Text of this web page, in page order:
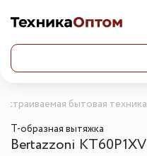
Встраиваемая бытовая техника
Т-образная вытяжка
Bertazzoni KT60P1XV